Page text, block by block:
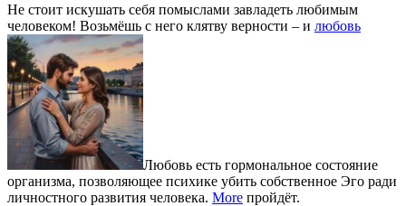
Не стоит искушать себя помыслами завладеть любимым
человеком! Возьмёшь с него клятву верности – и любовь
Любовь есть гормональное состояние
организма, позволяющее психике убить собственное Эго ради
личностного развития человека. More пройдёт.